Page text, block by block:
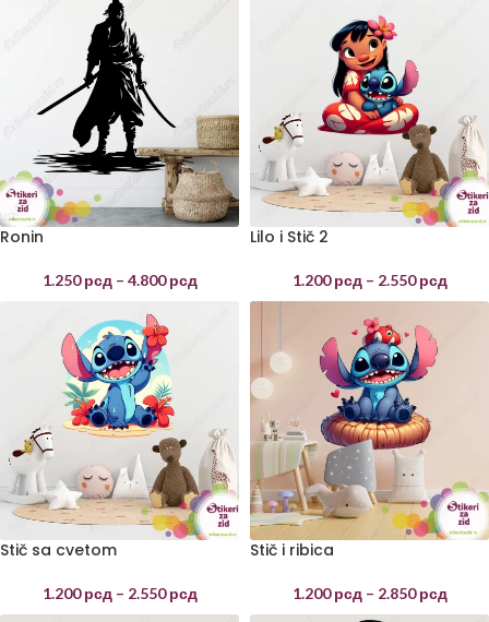
Ronin
1.250рсд – 4.800рсд
Lilo i Stič 2
1.200рсд – 2.550рсд
Stič sa cvetom
1.200рсд – 2.550рсд
Stič i ribica
1.200рсд – 2.850рсд